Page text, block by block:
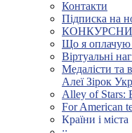
Контакти
Підписка на
Що я оплачую
Віртуальні
Медалісти та
Алеї Зірок
Alley of Stars:
For American
Країни і міста